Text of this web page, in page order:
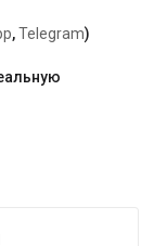
,Telegram)